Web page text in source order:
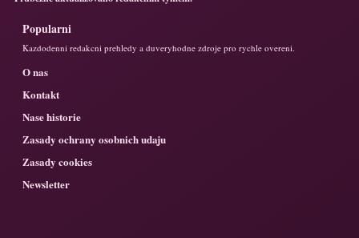
Popularni
Kazdodenni redakcni prehledy a duveryhodne zdroje pro rychle overeni.
O nas
Kontakt
Nase historie
Zasady ochrany osobnich udaju
Zasady cookies
Newsletter